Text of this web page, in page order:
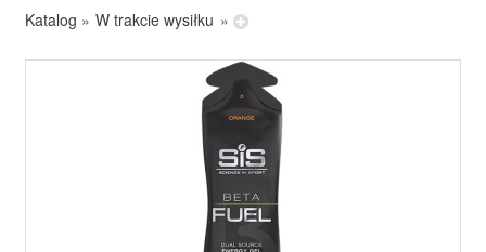
Katalog » W trakcie wysiłku »